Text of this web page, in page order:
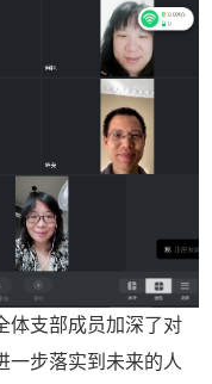
体支部成员加深了对
一步落实到未来的人